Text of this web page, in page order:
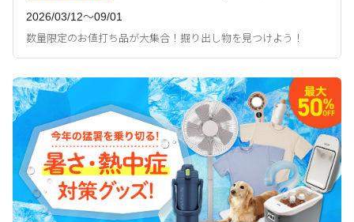
2026/03/12〜09/01
数量限定のお値打ち品が大集合！掘り出し物を見つけよう！